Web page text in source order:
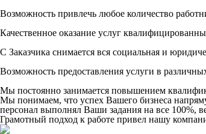
Возможность привлечь любое количество
Качественное оказание услуг
С Заказчика снимается вся социальная и
Возможность предоставления услуги в
Мы постоянно занимается повышением
Мы понимаем, что успех Вашего бизнеса
персонал выполнял Ваши задания на все 100%,
Грамотный подход к работе привел нашу